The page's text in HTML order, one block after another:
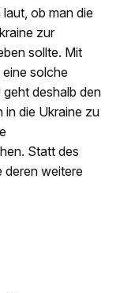
ob man die
zur
sollte. Mit
solche
deshalb den
in die Ukraine zu
Statt des
deren weitere